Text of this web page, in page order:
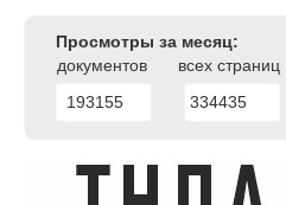
Просмотры за месяц:
документов
всех страниц
193155
334435